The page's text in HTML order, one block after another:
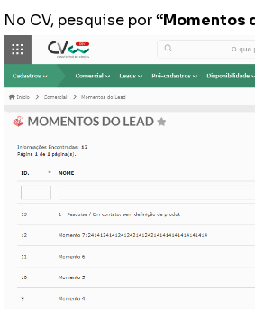
No CV, pesquise por“Momentos